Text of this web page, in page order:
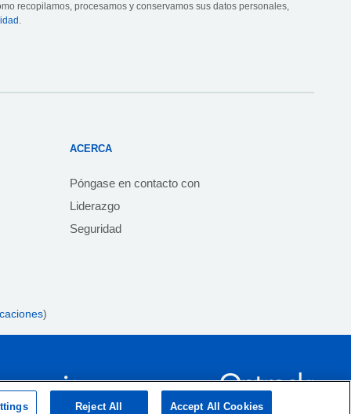
recopilamos, procesamos y conservamos sus datos personales,
.
ACERCA
Póngase en contacto con
Liderazgo
Seguridad
)
Reject All Accept All Cookies